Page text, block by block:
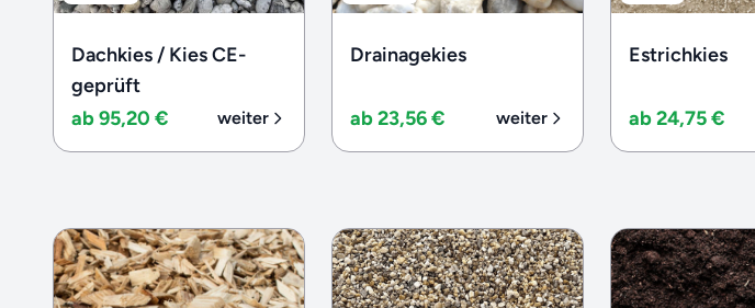
Dachkies / Kies CE-
geprüft
ab 95,20 €
weiter
Drainagekies
ab 23,56 € weiter
Estrichkies
ab 24,75 €